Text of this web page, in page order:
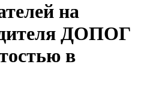
на
ДОПОГ
в